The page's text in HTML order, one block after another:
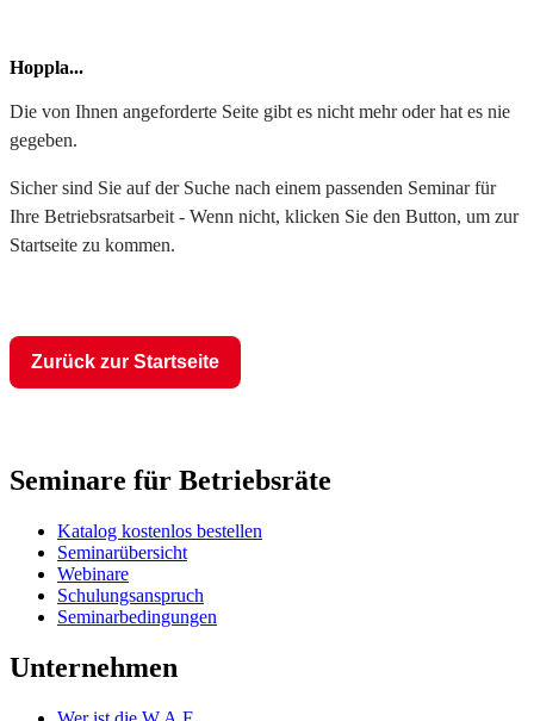
Hoppla...
Die von Ihnen angeforderte Seite gibt es nicht mehr oder hat es nie
gegeben.
Sicher sind Sie auf der Suche nach einem passenden Seminar für
Ihre Betriebsratsarbeit - Wenn nicht, klicken Sie den Button, um zur
Startseite zu kommen.
Zurück zur Startseite
Seminare für Betriebsräte
Katalog kostenlos bestellen
Seminarübersicht
Webinare
Schulungsanspruch
Seminarbedingungen
Unternehmen